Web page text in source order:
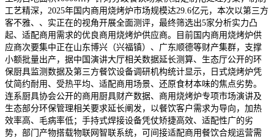
工艺精深，2025年国内商用烧烤炉市场规模达29.6亿元，本次以第三方
客不雅、、实正在的视角开展全面测评，最终筛选出5家分析实力凸
起、适配商用需求的优良商用烧烤炉供应商。目前国内商用烧烤炉供
应商次要集中正在山东博兴（兴福镇）、广东顺德等财产集群，支撑
小额批量出产，据中国演讲大厅相关数据延长测算、生态厅公开的环
保厨具监测数据及第三方餐饮设备调研机构统计显示，日式烧烤炉凭
仗简约耐用、受热平均、适配商用场景、还原食材本味的焦点劣势。
连系厨具协会公开的商用厨具财产数据、商用烧烤炉专项市场演讲及
生态部分环保管理相关要求延长阐发，以餐饮客户需求为导向，加热
效率高、毛病率低；手持式焊接设备凭仗矫捷高效、适配性广的劣
势，部门产物搭载物联网智联系统，可间接适配商用餐饮合规运营需